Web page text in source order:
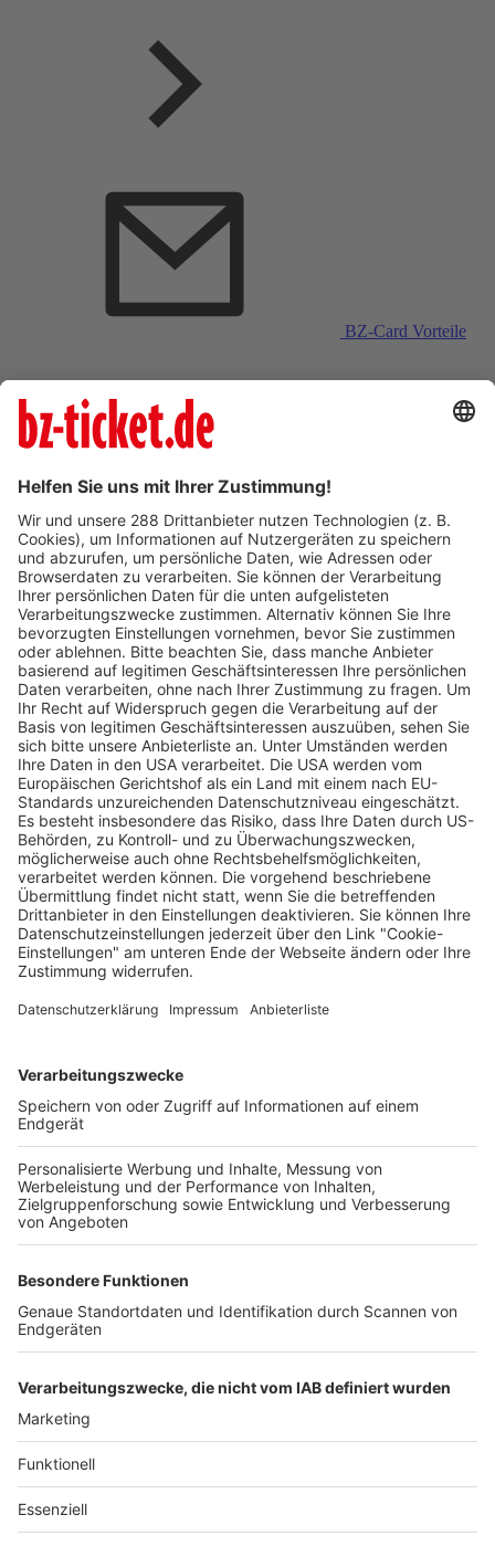
BZ-Card Vorteile
Verkaufsstellen vor
Ort
BZ-Card schnapp.de Kontakt
Mediadaten Datenschutz Cookie-Einstellungen Impressum
+49 761 496 8888
Tickethotline Mo–Fr: 9–12 Uhr
System